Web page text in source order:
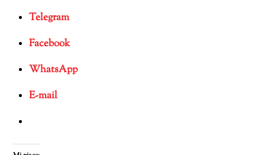
Telegram
Facebook
WhatsApp
E-mail